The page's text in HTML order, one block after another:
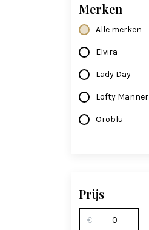
Merken
Alle merken
Elvira
Lady Day
Lofty Manner
Oroblu
Prijs
€